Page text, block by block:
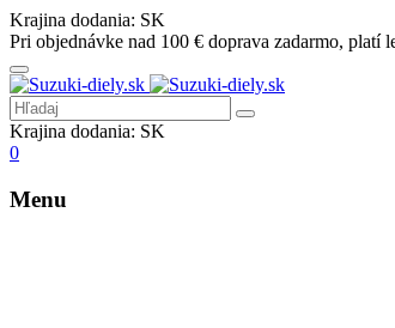
Krajina dodania: SK
Pri objednávke nad 100 € doprava zadarmo, platí
Krajina dodania: SK
0
Menu